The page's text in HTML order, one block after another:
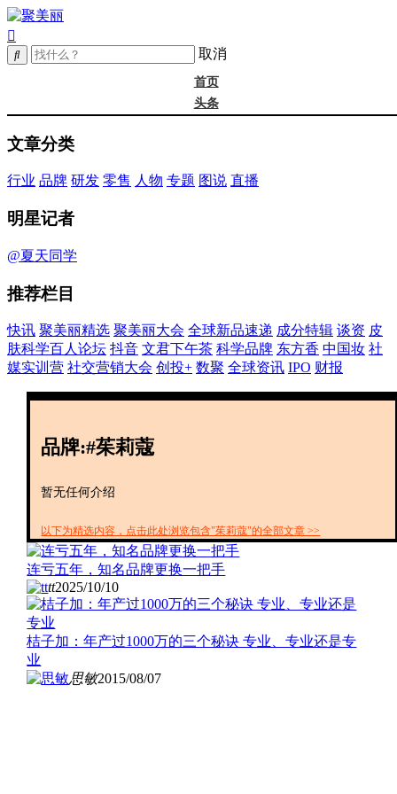
取消
首页
头条
成分
中国妆
实训营
创投+
文章分类
行业 品牌 研发 零售 人物 专题 图说 直播
明星记者
@夏天同学
推荐栏目
快讯 聚美丽精选 聚美丽大会 全球新品速递 成分特辑 谈资 皮
肤科学百人论坛 抖音 文君下午茶 科学品牌 东方香 中国妆 社
媒实训营 社交营销大会 创投+ 数聚 全球资讯 IPO 财报
品牌:#茱莉蔻
暂无任何介绍
以下为精选内容，点击此处浏览包含"茱莉蔻"的全部文章 >>
连亏五年，知名品牌更换一把手
tt2025/10/10
桔子加：年产过1000万的三个秘诀 专业、专业还是专
业
思敏2015/08/07